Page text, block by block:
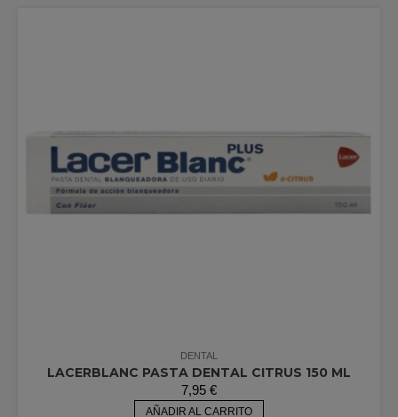
DENTAL
LACERBLANC PASTA DENTAL CITRUS 150 ML
7,95 €
AÑADIR AL CARRITO